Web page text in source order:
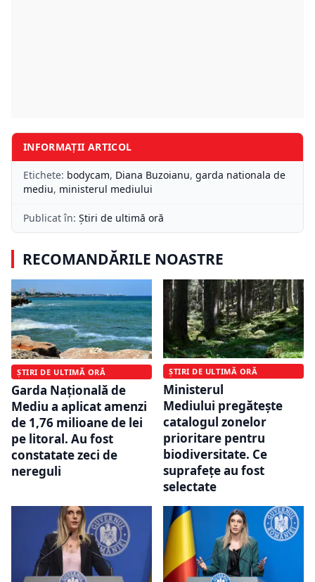
INFORMAȚII ARTICOL
Etichete: bodycam, Diana Buzoianu, garda nationala de
mediu, ministerul mediului
Publicat în: Știri de ultimă oră
RECOMANDĂRILE NOASTRE
ȘTIRI DE ULTIMĂ ORĂ
Garda Națională de
Mediu a aplicat amenzi
de 1,76 milioane de lei
pe litoral. Au fost
constatate zeci de
nereguli
ȘTIRI DE ULTIMĂ ORĂ
Ministerul
Mediului pregătește
catalogul zonelor
prioritare pentru
biodiversitate. Ce
suprafețe au fost
selectate